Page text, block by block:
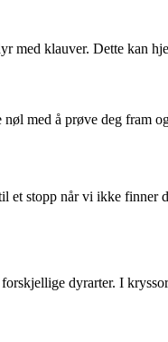
klauver. Dette kan
med å prøve deg fram
et stopp når vi ikke
dyrarter. I